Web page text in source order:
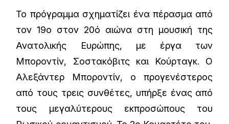
Το πρόγραμμα σχηματίζει ένα πέρασμα από
τον 19ο στον 20ό αιώνα στη μουσική της
Ανατολικής Ευρώπης, με έργα των
Μποροντίν, Σοστακόβιτς και Κούρταγκ. Ο
Αλεξάντερ Μποροντίν, ο προγενέστερος
από τους τρεις συνθέτες, υπήρξε ένας από
τους μεγαλύτερους εκπροσώπους του